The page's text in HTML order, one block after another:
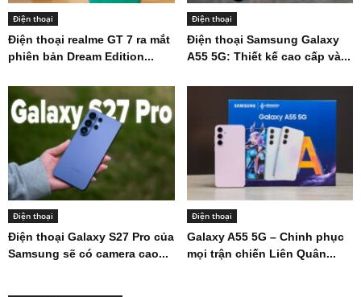
Điện thoại
Điện thoại realme GT 7 ra mắt
phiên bản Dream Edition...
Điện thoại
Điện thoại Samsung Galaxy
A55 5G: Thiết kế cao cấp và...
Điện thoại
Điện thoại Galaxy S27 Pro của
Samsung sẽ có camera cao...
Điện thoại
Galaxy A55 5G – Chinh phục
mọi trận chiến Liên Quân...